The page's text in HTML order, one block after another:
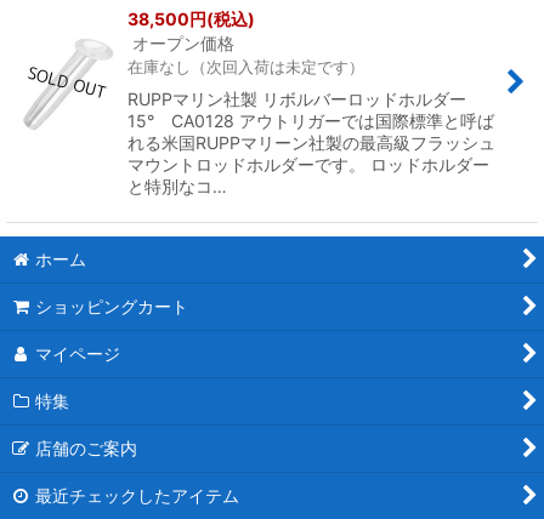
38,500円(税込)
オープン価格
在庫なし（次回入荷は未定です）
RUPPマリン社製 リボルバーロッドホルダー
15° CA0128 アウトリガーでは国際標準と呼ば
れる米国RUPPマリーン社製の最高級フラッシュ
マウントロッドホルダーです。 ロッドホルダー
と特別なコ…
ホーム
ショッピングカート
マイページ
特集
店舗のご案内
最近チェックしたアイテム